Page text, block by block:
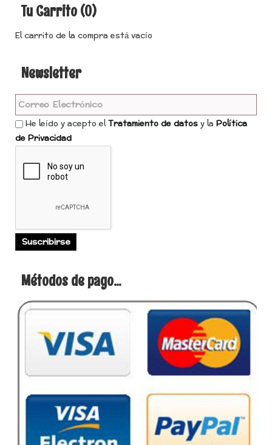
Tu Carrito (0)
El carrito de la compra está vacío
Newsletter
He leído y acepto elTratamiento de datosy la Política
de Privacidad
Métodos de pago...